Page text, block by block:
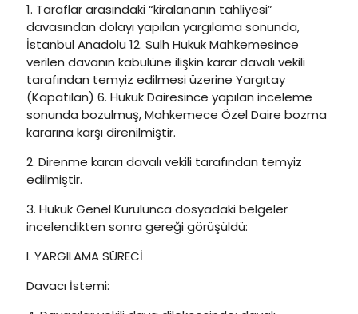
1. Taraflar arasındaki “kiralananın tahliyesi”
davasından dolayı yapılan yargılama sonunda,
İstanbul Anadolu 12. Sulh Hukuk Mahkemesince
verilen davanın kabulüne ilişkin karar davalı vekili
tarafından temyiz edilmesi üzerine Yargıtay
(Kapatılan) 6. Hukuk Dairesince yapılan inceleme
sonunda bozulmuş, Mahkemece Özel Daire bozma
kararına karşı direnilmiştir.
2. Direnme kararı davalı vekili tarafından temyiz
edilmiştir.
3. Hukuk Genel Kurulunca dosyadaki belgeler
incelendikten sonra gereği görüşüldü:
I. YARGILAMA SÜRECİ
Davacı İstemi: